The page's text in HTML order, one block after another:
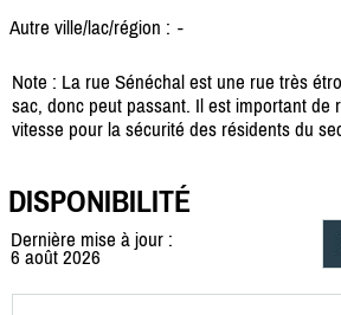
Autre ville/lac/région : -
Note : La rue Sénéchal est une rue très
sac, donc peut passant. Il est important de
vitesse pour la sécurité des résidents du
DISPONIBILITÉ
Dernière mise à jour :
6 août 2026